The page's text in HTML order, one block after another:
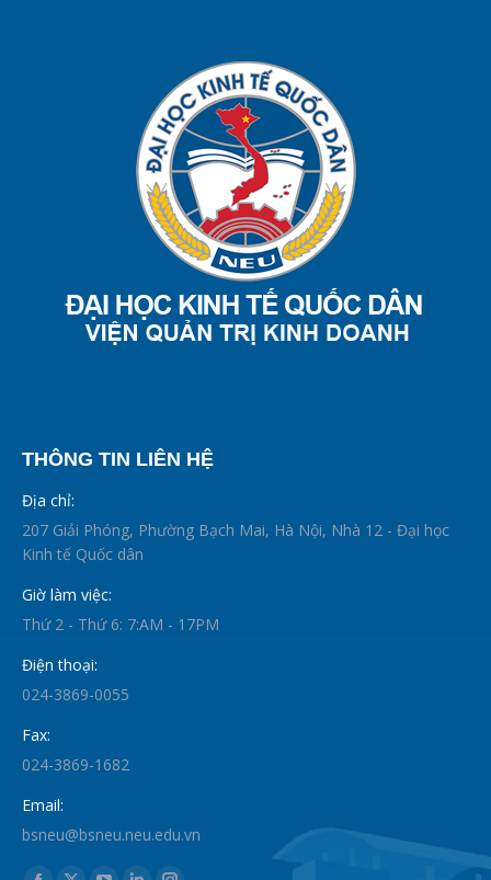
THÔNG TIN LIÊN HỆ
Địa chỉ:
207 Giải Phóng, Phường Bạch Mai, Hà Nội, Nhà 12 - Đại học
Kinh tế Quốc dân
Giờ làm việc:
Thứ 2 - Thứ 6: 7:AM - 17PM
Điện thoại:
024-3869-0055
Fax:
024-3869-1682
Email:
bsneu@bsneu.neu.edu.vn
Find us on: